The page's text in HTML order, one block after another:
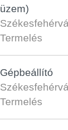
üzem)
Termelés
Gépbeállító
Termelés